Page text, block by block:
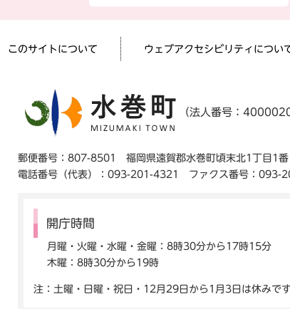
このサイトについて ウェブアクセシビリティについ
（法人番号：
郵便番号：807-8501 福岡県遠賀郡水巻町頃末北1丁目1
電話番号（代表）：093-201-4321 ファクス番号：093-
開庁時間
月曜・火曜・水曜・金曜：8時30分から17時15分
木曜：8時30分から19時
注：土曜・日曜・祝日・12月29日から1月3日は休みです